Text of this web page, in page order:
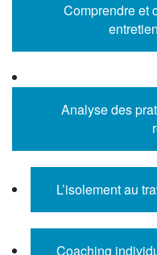
Comprendre et
Analyse des
L’isolement au
Coaching